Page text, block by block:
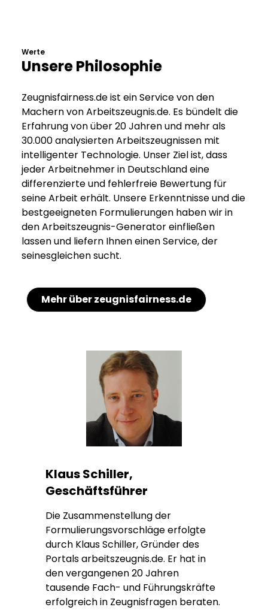
Werte
Unsere Philosophie
Zeugnisfairness.de ist ein Service von den
Machern von Arbeitszeugnis.de. Es bündelt die
Erfahrung von über 20 Jahren und mehr als
30.000 analysierten Arbeitszeugnissen mit
intelligenter Technologie. Unser Ziel ist, dass
jeder Arbeitnehmer in Deutschland eine
differenzierte und fehlerfreie Bewertung für
seine Arbeit erhält. Unsere Erkenntnisse und die
bestgeeigneten Formulierungen haben wir in
den Arbeitszeugnis-Generator einfließen
lassen und liefern Ihnen einen Service, der
seinesgleichen sucht.
Mehr über zeugnisfairness.de
Klaus Schiller,
Geschäftsführer
Die Zusammenstellung der
Formulierungsvorschläge erfolgte
durch Klaus Schiller, Gründer des
Portals arbeitszeugnis.de. Er hat in
den vergangenen 20 Jahren
tausende Fach- und Führungskräfte
erfolgreich in Zeugnisfragen beraten.